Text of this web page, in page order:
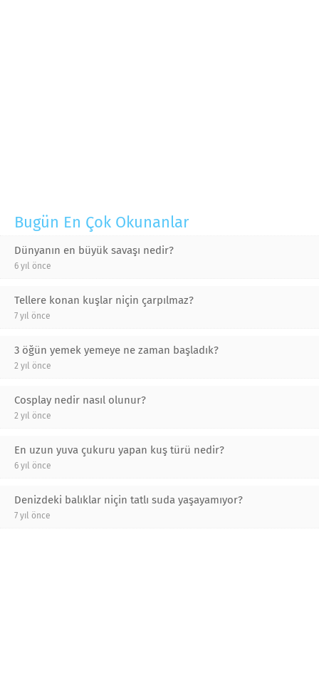
Bugün En Çok Okunanlar
Dünyanın en büyük savaşı nedir?
6 yıl önce
Tellere konan kuşlar niçin çarpılmaz?
7 yıl önce
3 öğün yemek yemeye ne zaman başladık?
2 yıl önce
Cosplay nedir nasıl olunur?
2 yıl önce
En uzun yuva çukuru yapan kuş türü nedir?
6 yıl önce
Denizdeki balıklar niçin tatlı suda yaşayamıyor?
7 yıl önce